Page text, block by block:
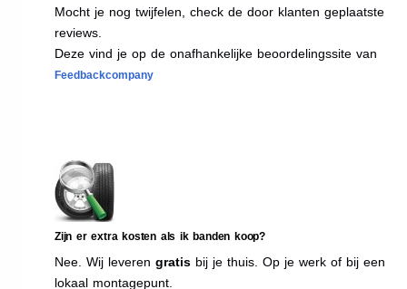
Mocht je nog twijfelen, check de door klanten geplaatste
reviews.
Deze vind je op de onafhankelijke beoordelingssite van
Feedbackcompany
Zijn er extra kosten als ik banden koop?
Nee. Wij leveren gratis bij je thuis. Op je werk of bij een
lokaal montagepunt.